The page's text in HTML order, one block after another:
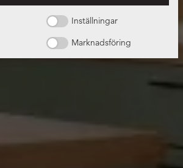
Inställningar
Marknadsföring